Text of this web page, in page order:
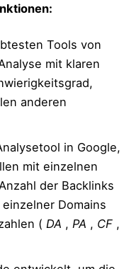
Tools von
mit klaren
anderen
in Google,
mit einzelnen
der Backlinks
Domains
( DA , PA , CF ,